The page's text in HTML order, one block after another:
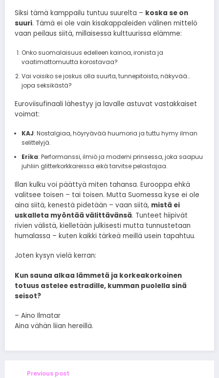
Siksi tämä kamppailu tuntuu suurelta – koska se on
suuri. Tämä ei ole vain kisakappaleiden välinen mittelö
vaan peilaus siitä, millaisessa kulttuurissa elämme:
Onko suomalaisuus edelleen kainoa, ironista ja
vaatimattomuutta korostavaa?
Vai voisiko se joskus olla suurta, tunnepitoista, näkyvää…
jopa seksikästä?
Euroviisufinaali lähestyy ja lavalle astuvat vastakkaiset
voimat:
KAJ: Nostalgiaa, höyryävää huumoria ja tuttu hymy ilman
selittelyjä.
Erika: Performanssi, ilmiö ja moderni prinsessa, joka saapuu
juhliin glitterkorkkareissa eikä tarvitse pelastajaa.
Illan kulku voi päättyä miten tahansa. Eurooppa ehkä
valitsee toisen – tai toisen. Mutta Suomessa kyse ei ole
aina siitä, kenestä pidetään – vaan siitä, mistä ei
uskalleta myöntää välittävänsä. Tunteet hiipivät
rivien välistä, kielletään julkisesti mutta tunnustetaan
humalassa – kuten kaikki tärkeä meillä usein tapahtuu.
Joten kysyn vielä kerran:
Kun sauna alkaa lämmetä ja korkeakorkoinen
totuus astelee estradille, kumman puolella sinä
seisot?
– Aino Ilmatar
Aina vähän liian hereillä.
Previous post